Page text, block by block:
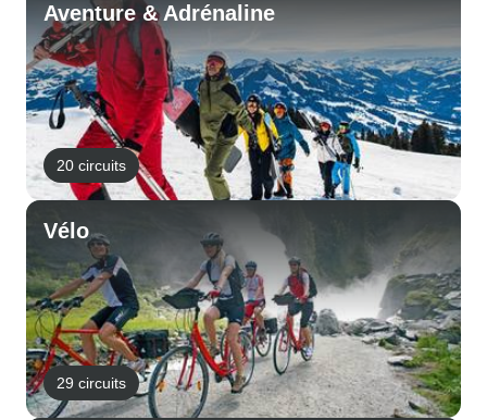
Aventure & Adrénaline
20 circuits
Vélo
29 circuits